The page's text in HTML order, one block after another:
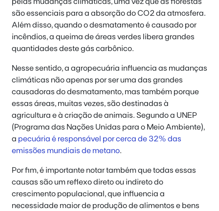
são essenciais para a absorção do CO2 da atmosfera.
Além disso, quando o desmatamento é causado por
incêndios, a queima de áreas verdes libera grandes
quantidades deste gás carbônico.
Nesse sentido, a agropecuária influencia as mudanças
climáticas não apenas por ser uma das grandes
causadoras do desmatamento, mas também porque
essas áreas, muitas vezes, são destinadas à
agricultura e à criação de animais. Segundo a UNEP
(Programa das Nações Unidas para o Meio Ambiente),
a pecuária é responsável por cerca de 32% das
emissões mundiais de metano.
Por fim, é importante notar também que todas essas
causas são um reflexo direto ou indireto do
crescimento populacional, que influencia a
necessidade maior de produção de alimentos e bens